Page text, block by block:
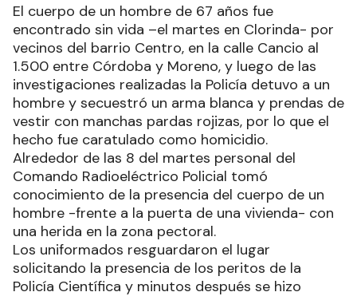
El cuerpo de un hombre de 67 años fue
encontrado sin vida –el martes en Clorinda- por
vecinos del barrio Centro, en la calle Cancio al
1.500 entre Córdoba y Moreno, y luego de las
investigaciones realizadas la Policía detuvo a un
hombre y secuestró un arma blanca y prendas de
vestir con manchas pardas rojizas, por lo que el
hecho fue caratulado como homicidio.
Alrededor de las 8 del martes personal del
Comando Radioeléctrico Policial tomó
conocimiento de la presencia del cuerpo de un
hombre -frente a la puerta de una vivienda- con
una herida en la zona pectoral.
Los uniformados resguardaron el lugar
solicitando la presencia de los peritos de la
Policía Científica y minutos después se hizo